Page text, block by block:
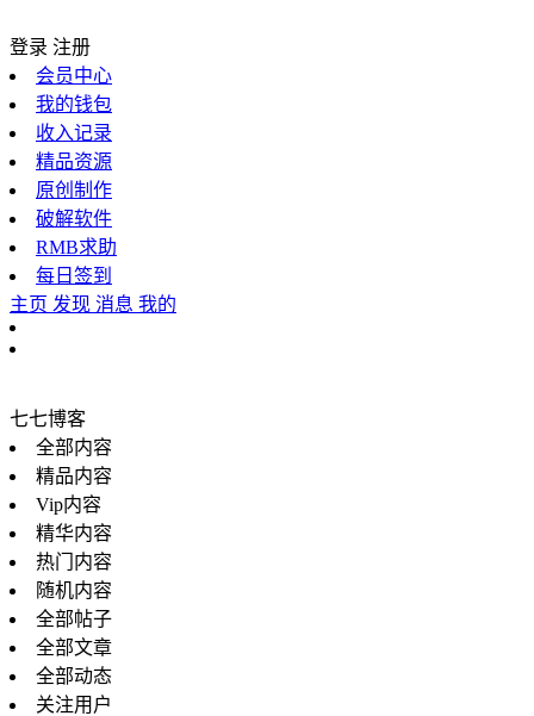
登录 注册
会员中心
我的钱包
收入记录
精品资源
原创制作
破解软件
RMB求助
每日签到
主页 发现 消息 我的
七七博客
全部内容
精品内容
Vip内容
精华内容
热门内容
随机内容
全部帖子
全部文章
全部动态
关注用户